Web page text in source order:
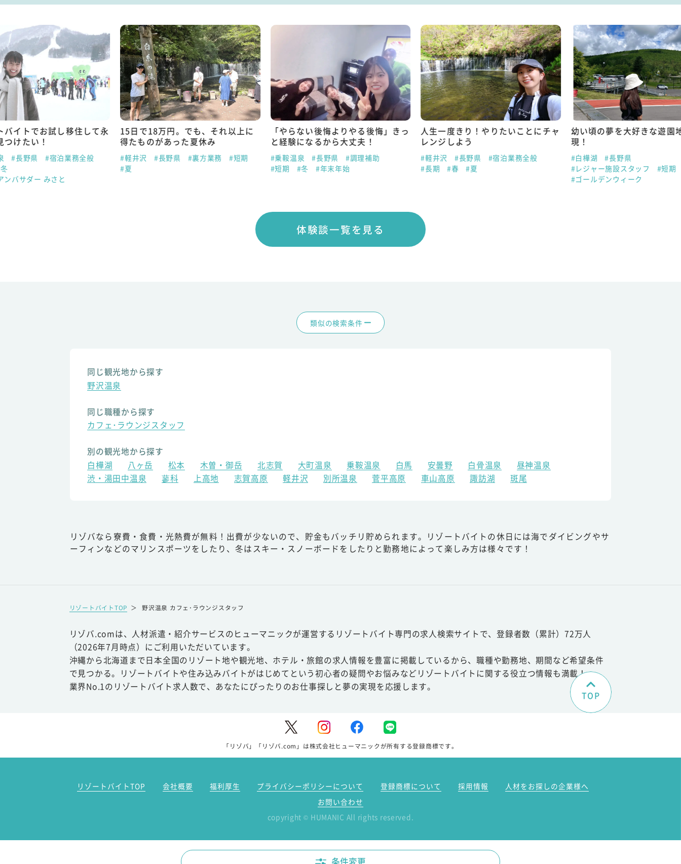
バイトでお試し移住して永
つけたい！
#長野県
#宿泊業務全般
ンバサダー みさと
15日で18万円。でも、それ以上に
得たものがあった夏休み
#軽井沢 #長野県 #裏方業務
#短期
#夏
「やらない後悔よりやる後悔」きっ
と経験になるから大丈夫！
#乗鞍温泉 #長野県
#調理補助
#短期
#冬 #年末年始
人生一度きり！やりたいことにチャ
レンジしよう
#軽井沢 #長野県
#宿泊業務全般
#長期
#春 #夏
幼い頃の夢を大好きな遊園
現！
#白樺湖
#長野県
#レジャー施設スタッフ
#短期
#ゴールデンウィーク
体験談一覧を見る
類似の検索条件
同じ観光地から探す
野沢温泉
同じ職種から探す
カフェ･ラウンジスタッフ
別の観光地から探す
白樺湖
八ヶ岳 松本 木曽・御岳 北志賀 大町温泉 乗鞍温泉 白馬 安曇野 白骨温泉
昼神温泉
渋・湯田中温泉
蓼科 上高地 志賀高原 軽井沢 別所温泉 菅平高原 車山高原 諏訪湖 斑尾
リゾバなら寮費・食費・光熱費が無料！出費が少ないので、貯金もバッチリ貯められます。リゾートバイトの休日には海でダイビングやサ
ーフィンなどのマリンスポーツをしたり、冬はスキー・スノーボードをしたりと勤務地によって楽しみ方は様々です！
リゾートバイトTOP ＞ 野沢温泉 カフェ･ラウンジスタッフ
リゾバ.comは、人材派遣・紹介サービスのヒューマニックが運営するリゾートバイト専門の求人検索サイトで、登録者数（累計）72万人
（2026年7月時点）にご利用いただいています。
沖縄から北海道まで日本全国のリゾート地や観光地、ホテル・旅館の求人情報を豊富に掲載しているから、職種や勤務地、期間など希望条件
で見つかる。リゾートバイトや住み込みバイトがはじめてという初心者の疑問やお悩みなどリゾートバイトに関する役立つ情報も満載！
業界No.1のリゾートバイト求人数で、あなたにぴったりのお仕事探しと夢の実現を応援します。
TOP
「リゾバ」「リゾバ.com」は株式会社ヒューマニックが所有する登録商標です。
リゾートバイトTOP 会社概要 福利厚生 プライバシーポリシーについて 登録商標について 採用情報
人材をお探しの企業様へ
お問い合わせ
copyright © HUMANIC All rights reserved.
条件変更